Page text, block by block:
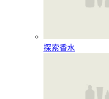
探索香水​